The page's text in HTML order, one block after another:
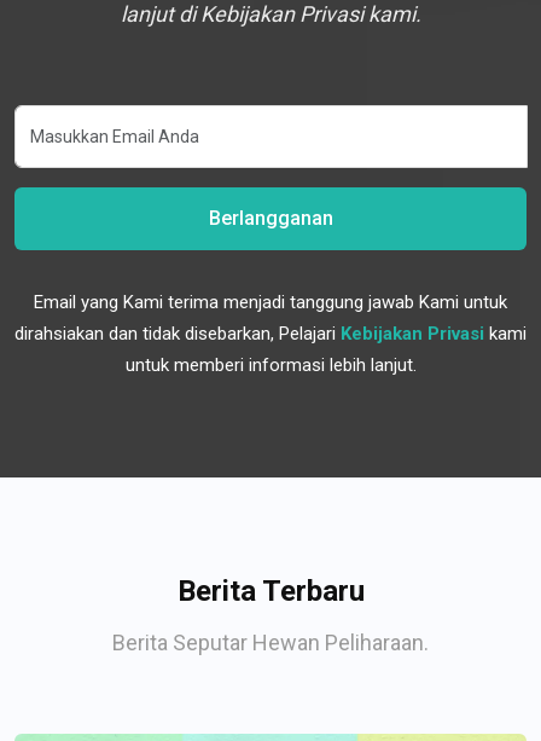
lanjut di Kebijakan Privasi kami.
Berlangganan
Email yang Kami terima menjadi tanggung jawab Kami untuk
dirahsiakan dan tidak disebarkan, Pelajari Kebijakan Privasi kami
untuk memberi informasi lebih lanjut.
Berita Terbaru
Berita Seputar Hewan Peliharaan.